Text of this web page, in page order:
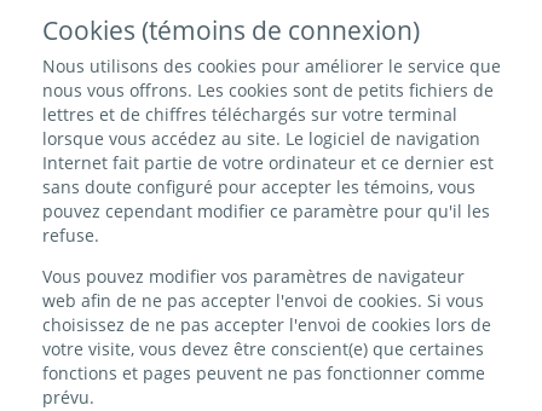
Cookies (témoins de connexion)
Nous utilisons des cookies pour améliorer le service que
nous vous offrons. Les cookies sont de petits fichiers de
lettres et de chiffres téléchargés sur votre terminal
lorsque vous accédez au site. Le logiciel de navigation
Internet fait partie de votre ordinateur et ce dernier est
sans doute configuré pour accepter les témoins, vous
pouvez cependant modifier ce paramètre pour qu'il les
refuse.
Vous pouvez modifier vos paramètres de navigateur
web afin de ne pas accepter l'envoi de cookies. Si vous
choisissez de ne pas accepter l'envoi de cookies lors de
votre visite, vous devez être conscient(e) que certaines
fonctions et pages peuvent ne pas fonctionner comme
prévu.